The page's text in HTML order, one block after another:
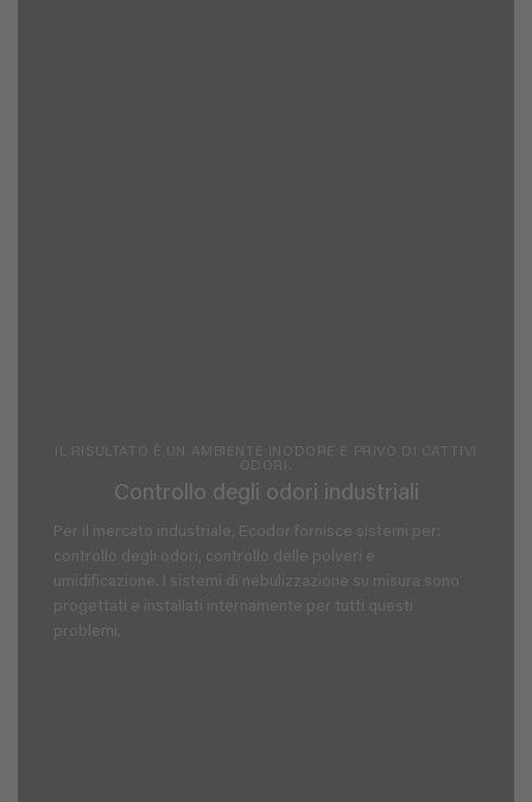
IL RISULTATO È UN AMBIENTE INODORE E PRIVO DI CATTIVI
ODORI.
Controllo degli odori industriali
Per il mercato industriale, Ecodor fornisce sistemi per:
controllo degli odori, controllo delle polveri e
umidificazione. I sistemi di nebulizzazione su misura sono
progettati e installati internamente per tutti questi
problemi.